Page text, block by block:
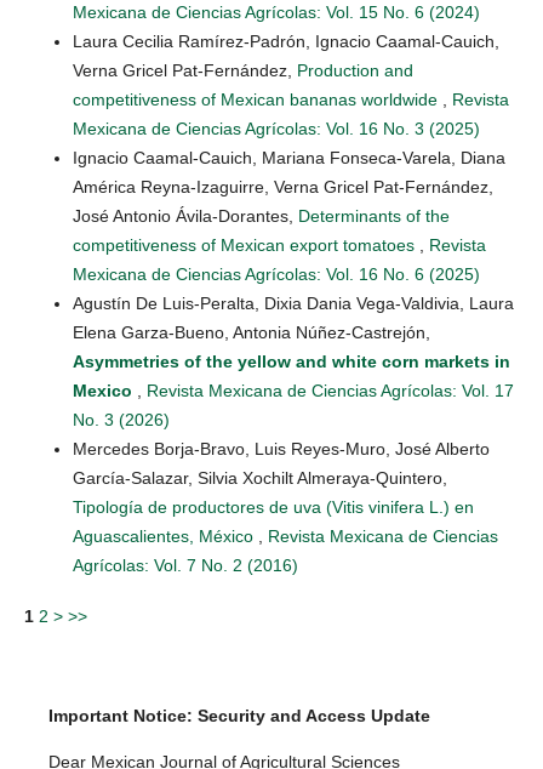
Mexicana de Ciencias Agrícolas: Vol. 15 No. 6 (2024)
Laura Cecilia Ramírez-Padrón, Ignacio Caamal-Cauich,
Verna Gricel Pat-Fernández, Production and
competitiveness of Mexican bananas worldwide , Revista
Mexicana de Ciencias Agrícolas: Vol. 16 No. 3 (2025)
Ignacio Caamal-Cauich, Mariana Fonseca-Varela, Diana
América Reyna-Izaguirre, Verna Gricel Pat-Fernández,
José Antonio Ávila-Dorantes, Determinants of the
competitiveness of Mexican export tomatoes , Revista
Mexicana de Ciencias Agrícolas: Vol. 16 No. 6 (2025)
Agustín De Luis-Peralta, Dixia Dania Vega-Valdivia, Laura
Elena Garza-Bueno, Antonia Núñez-Castrejón,
Asymmetries of the yellow and white corn markets in
Mexico , Revista Mexicana de Ciencias Agrícolas: Vol. 17
No. 3 (2026)
Mercedes Borja-Bravo, Luis Reyes-Muro, José Alberto
García-Salazar, Silvia Xochilt Almeraya-Quintero,
Tipología de productores de uva (Vitis vinifera L.) en
Aguascalientes, México , Revista Mexicana de Ciencias
Agrícolas: Vol. 7 No. 2 (2016)
1 2 > >>
Important Notice: Security and Access Update
Dear Mexican Journal of Agricultural Sciences